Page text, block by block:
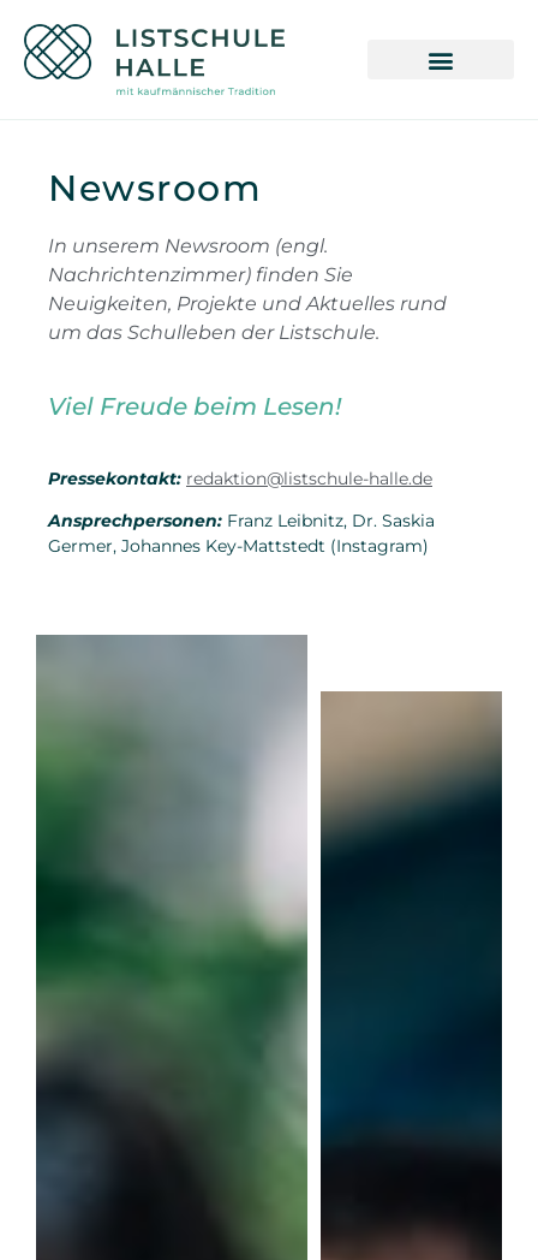
Newsroom
In unserem Newsroom (engl.
Nachrichtenzimmer) finden Sie
Neuigkeiten, Projekte und Aktuelles rund
um das Schulleben der Listschule.
Viel Freude beim Lesen!
Pressekontakt: redaktion@listschule-halle.de
Ansprechpersonen: Franz Leibnitz, Dr. Saskia
Germer, Johannes Key-Mattstedt (Instagram)